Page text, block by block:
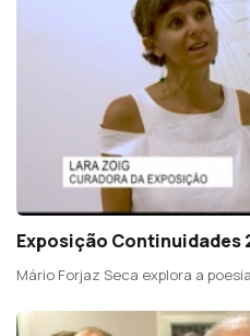
Exposição Continuidades
Mário Forjaz Seca explora a